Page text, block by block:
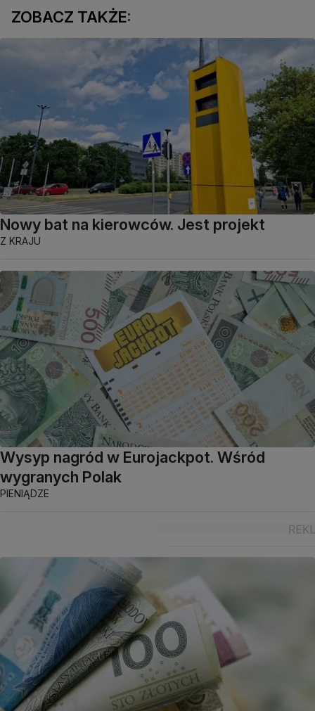
ZOBACZ TAKŻE:
Nowy bat na kierowców. Jest projekt
Z KRAJU
Wysyp nagród w Eurojackpot. Wśród
wygranych Polak
PIENIĄDZE